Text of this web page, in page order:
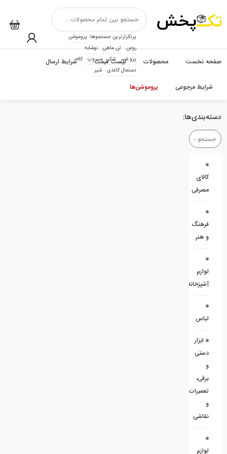
پرتکرارترین جستجوها: پروموشن
روغن
تن ماهی
نوشابه
پرو شیر
شکر سیروپ
کاله
دستمال کاغذی
شیر
صفحه نخست محصولات لیست قیمت شرایط ارسال
شرایط مرجوعی پروموشن‌ها
دسته‌بندی‌ها:
کالای
مصرفی
فرهنگ
و هنر
لوازم
آشپزخانه
لباس
ابزار
دستی
و
برقی،
تعمیرات
و
نقاشی
لوازم